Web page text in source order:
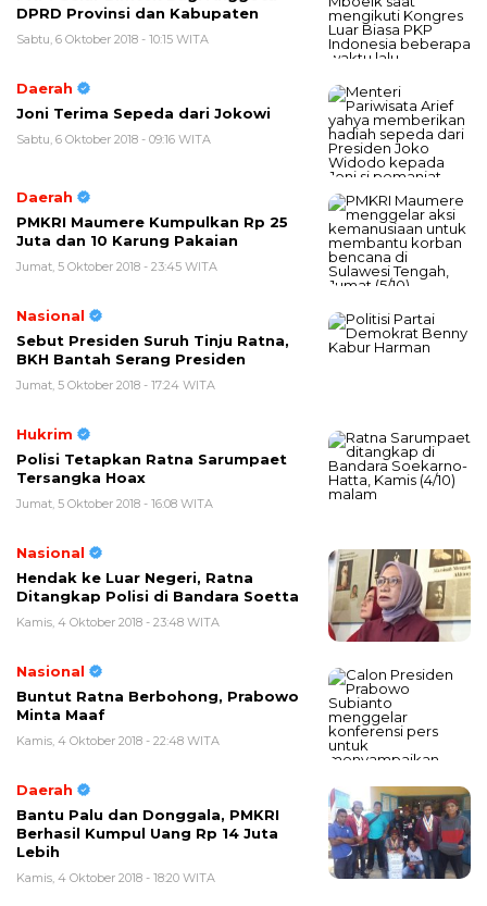
DPRD Provinsi dan Kabupaten
Sabtu, 6 Oktober 2018 - 10:15 WITA
Daerah
Joni Terima Sepeda dari Jokowi
Sabtu, 6 Oktober 2018 - 09:16 WITA
Daerah
PMKRI Maumere Kumpulkan Rp 25
Juta dan 10 Karung Pakaian
Jumat, 5 Oktober 2018 - 23:45 WITA
Nasional
Sebut Presiden Suruh Tinju Ratna,
BKH Bantah Serang Presiden
Jumat, 5 Oktober 2018 - 17:24 WITA
Hukrim
Polisi Tetapkan Ratna Sarumpaet
Tersangka Hoax
Jumat, 5 Oktober 2018 - 16:08 WITA
Nasional
Hendak ke Luar Negeri, Ratna
Ditangkap Polisi di Bandara Soetta
Kamis, 4 Oktober 2018 - 23:48 WITA
Nasional
Buntut Ratna Berbohong, Prabowo
Minta Maaf
Kamis, 4 Oktober 2018 - 22:48 WITA
Daerah
Bantu Palu dan Donggala, PMKRI
Berhasil Kumpul Uang Rp 14 Juta
Lebih
Kamis, 4 Oktober 2018 - 18:20 WITA